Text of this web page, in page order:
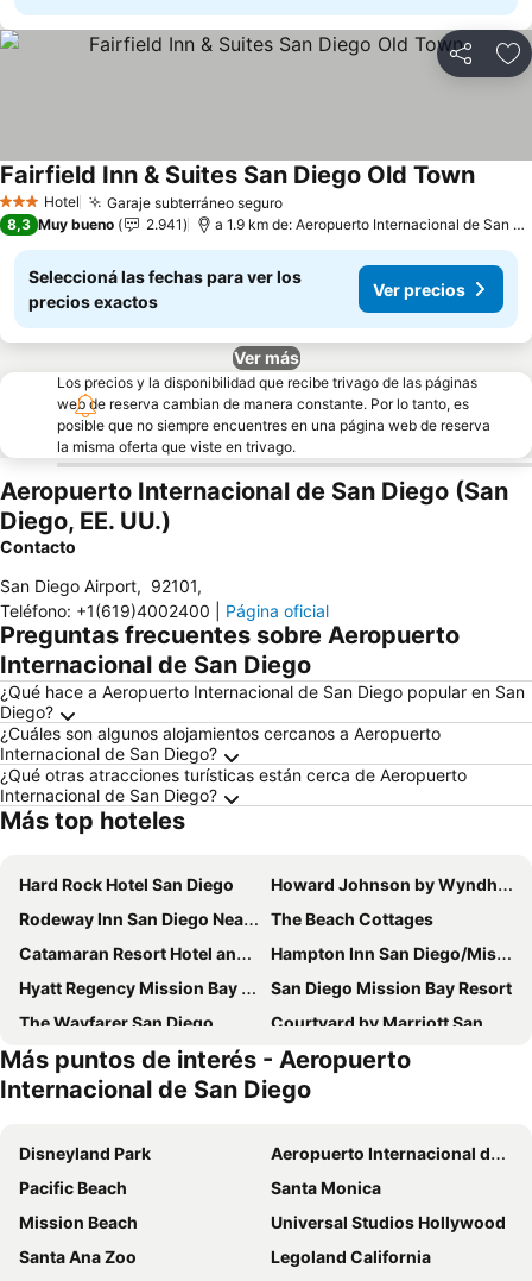
Compartir
3 Estrellas
Hotel Garaje subterráneo seguroVer precios
Fairfield Inn & Suites San Diego Old TownVer
8,3 Muy bueno 2.941 a 1.9 km de: Aeropuerto Internacional de San
Seleccioná las fechas para ver los
precios exactos
Ver precios
Ver más
Los precios y la disponibilidad que recibe trivago de las páginas
web de reserva cambian de manera constante. Por lo tanto, es
posible que no siempre encuentres en una página web de reserva
la misma oferta que viste en trivago.
Aeropuerto Internacional de San Diego (San
Diego, EE. UU.)
Contacto
San Diego Airport, 92101,
Teléfono: +1(619)4002400 Página oficial
Preguntas frecuentes sobre Aeropuerto
Internacional de San Diego
¿Qué hace a Aeropuerto Internacional de San Diego popular en San
Diego?
¿Cuáles son algunos alojamientos cercanos a Aeropuerto
Internacional de San Diego?
¿Qué otras atracciones turísticas están cerca de Aeropuerto
Internacional de San Diego?
Más top hoteles
Hard Rock Hotel San Diego
Howard Johnson by Wyndham San Diego Sea World
Rodeway Inn San Diego Near SDSU
The Beach Cottages
Catamaran Resort Hotel and Spa
Hampton Inn San Diego/Mission Valley
Hyatt Regency Mission Bay Spa and Marina
San Diego Mission Bay Resort
The Wayfarer San Diego
Courtyard by Marriott San Diego Mission Valley/Hotel Circle
Baymont by Wyndham San Diego Downtown
DoubleTree by Hilton San Diego - Hotel Circle
Ocean Park Inn
Best Western Plus Bayside Inn
Más puntos de interés - Aeropuerto
Internacional de San Diego
Disneyland Park
Aeropuerto Internacional de Los Ángeles
Pacific Beach
Santa Monica
Mission Beach
Universal Studios Hollywood
Santa Ana Zoo
Legoland California